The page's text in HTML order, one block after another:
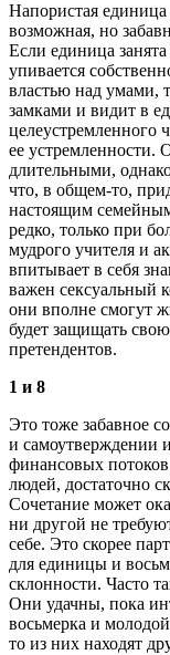
Напористая
возможная, но
Если единица
упивается
властью над умами,
замками и видит в
целеустремленного
ее устремленности.
длительными,
что, в общем-то,
настоящим
редко, только при
мудрого учителя и
впитывает в себя
важен сексуальный
они вполне смогут
будет защищать
претендентов.
1 и 8
Это тоже забавное
и самоутверждении
финансовых
людей, достаточно
Сочетание может
ни другой не
себе. Это скорее
для единицы и
склонности. Часто
Они удачны, пока
восьмерка и
то из них находят